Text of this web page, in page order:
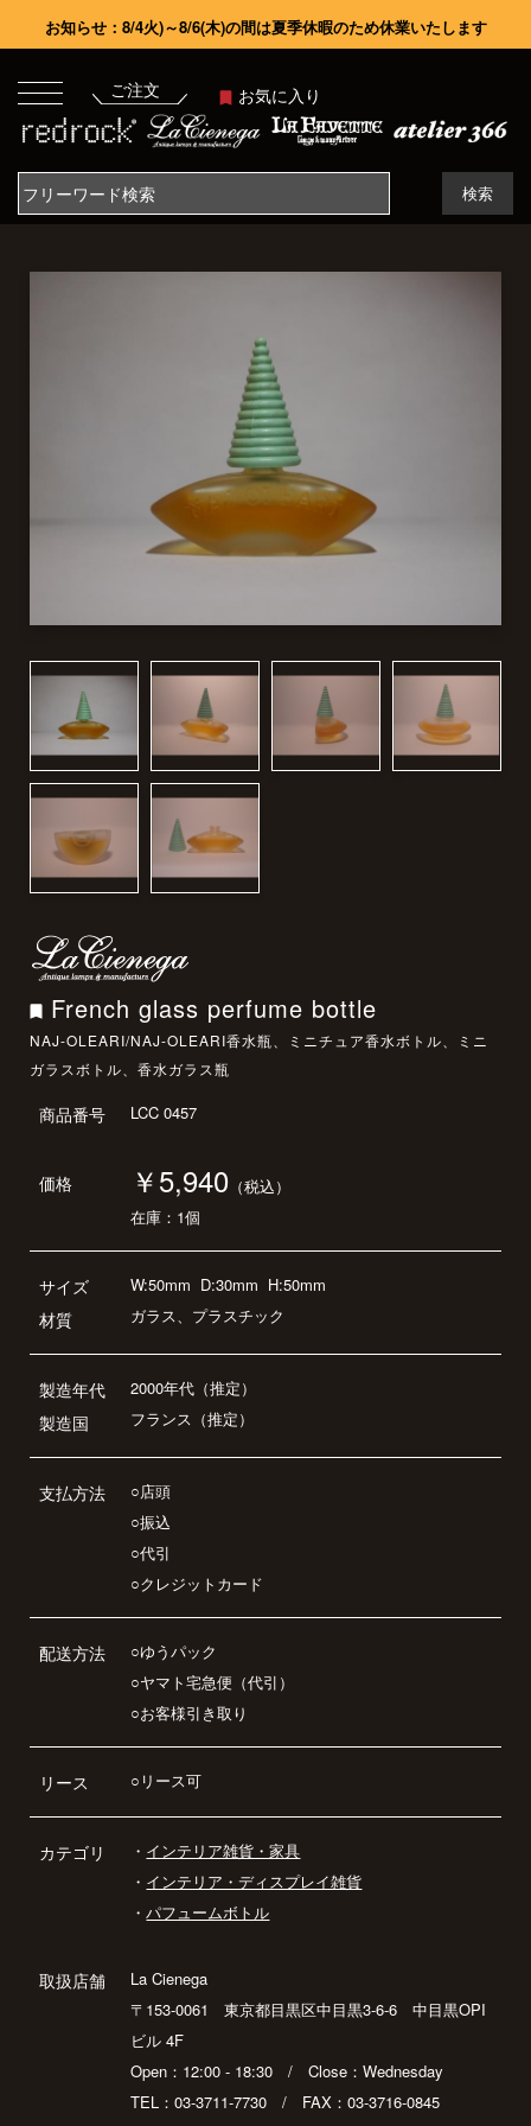
お知らせ：8/4火)～8/6(木)の間は夏季休暇のため休業いたします
ご注文 お気に入り
検索
French glass perfume bottle
NAJ-OLEARI/NAJ-OLEARI香水瓶、ミニチュア香水ボトル、ミニ
ガラスボトル、香水ガラス瓶
商品番号 LCC 0457
価格 ￥5,940 （税込）
在庫：1個
サイズ
材質
W:50mm D:30mm H:50mm
ガラス、プラスチック
製造年代
製造国
2000年代（推定）
フランス（推定）
支払方法
○店頭
○振込
○代引
○クレジットカード
配送方法
○ゆうパック
○ヤマト宅急便（代引）
○お客様引き取り
リース ○リース可
カテゴリ ・ インテリア雑貨・家具
・ インテリア・ディスプレイ雑貨
・パフュームボトル
取扱店舗
La Cienega
〒153-0061 東京都目黒区中目黒3-6-6 中目黒OPI
ビル 4F
Open：12:00 - 18:30 / Close：Wednesday
TEL：03-3711-7730 / FAX：03-3716-0845